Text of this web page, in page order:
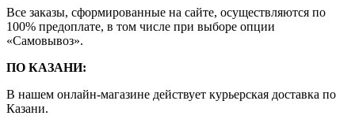
Все заказы, сформированные на сайте, осуществляются по
100% предоплате, в том числе при выборе опции
«Самовывоз».
ПО КАЗАНИ:
В нашем онлайн-магазине действует курьерская доставка по
Казани.